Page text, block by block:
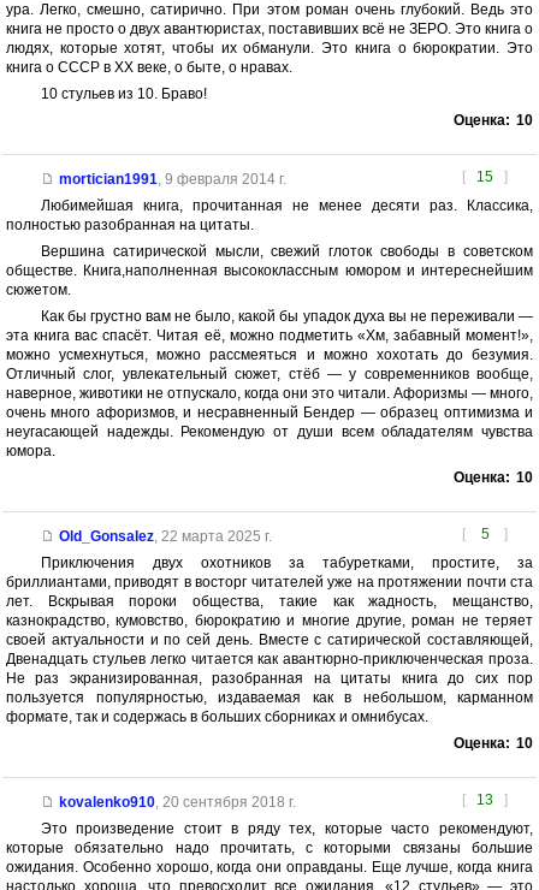
ура. Легко, смешно, сатирично. При этом роман очень глубокий. Ведь это
книга не просто о двух авантюристах, поставивших всё не ЗЕРО. Это книга о
людях, которые хотят, чтобы их обманули. Это книга о бюрократии. Это
книга о СССР в XX веке, о быте, о нравах.
10 стульев из 10. Браво!
Оценка: 10
[ 15 ]
mortician1991, 9 февраля 2014 г.
Любимейшая книга, прочитанная не менее десяти раз. Классика,
полностью разобранная на цитаты.
Вершина сатирической мысли, свежий глоток свободы в советском
обществе. Книга,наполненная высококлассным юмором и интереснейшим
сюжетом.
Как бы грустно вам не было, какой бы упадок духа вы не переживали —
эта книга вас спасёт. Читая её, можно подметить «Хм, забавный момент!»,
можно усмехнуться, можно рассмеяться и можно хохотать до безумия.
Отличный слог, увлекательный сюжет, стёб — у современников вообще,
наверное, животики не отпускало, когда они это читали. Афоризмы — много,
очень много афоризмов, и несравненный Бендер — образец оптимизма и
неугасающей надежды. Рекомендую от души всем обладателям чувства
юмора.
Оценка: 10
[ 5 ]
Old_Gonsalez, 22 марта 2025 г.
Приключения двух охотников за табуретками, простите, за
бриллиантами, приводят в восторг читателей уже на протяжении почти ста
лет. Вскрывая пороки общества, такие как жадность, мещанство,
казнокрадство, кумовство, бюрократию и многие другие, роман не теряет
своей актуальности и по сей день. Вместе с сатирической составляющей,
Двенадцать стульев легко читается как авантюрно-приключенческая проза.
Не раз экранизированная, разобранная на цитаты книга до сих пор
пользуется популярностью, издаваемая как в небольшом, карманном
формате, так и содержась в больших сборниках и омнибусах.
Оценка: 10
[ 13 ]
kovalenko910, 20 сентября 2018 г.
Это произведение стоит в ряду тех, которые часто рекомендуют,
которые обязательно надо прочитать, с которыми связаны большие
ожидания. Особенно хорошо, когда они оправданы. Еще лучше, когда книга
настолько хороша, что превосходит все ожидания. «12 стульев» — это